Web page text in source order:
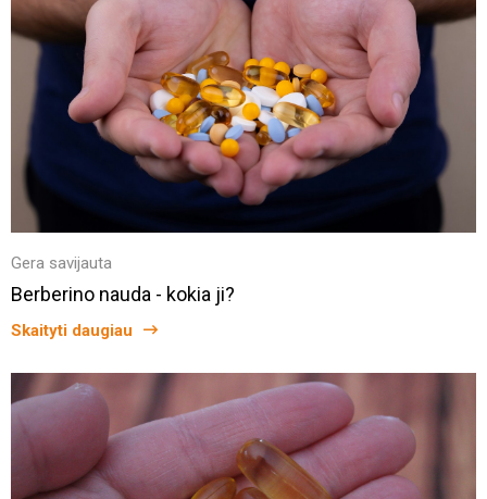
Gera savijauta
Berberino nauda - kokia ji?
Skaityti daugiau